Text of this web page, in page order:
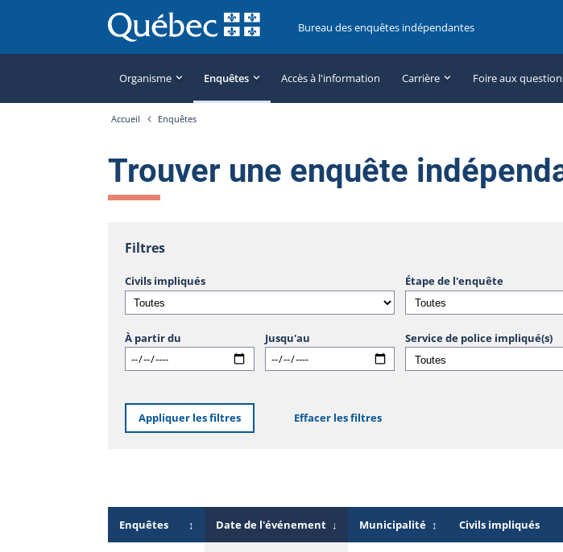
Bureau des enquêtes indépendantes
Organisme Enquêtes Accès à l'information Carrière Foire aux
Accueil Enquêtes
Trouver une enquête
Filtres
Civils impliqués Étape de l'enquête
À partir du Jusqu'au Service de police impliqué(s)
Appliquer les filtres Effacer les filtres
Enquêtes ↕ Date de l'événement ↓ Municipalité ↕ Civils impliqués